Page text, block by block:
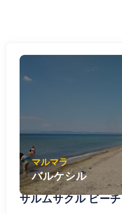
マルマラ
バルケシル
サルムサクル ビーチ